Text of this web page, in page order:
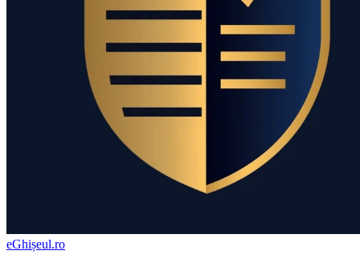
eGhișeul.ro